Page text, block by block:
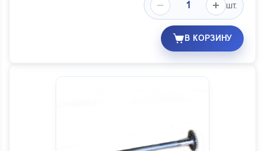
шт.
В КОРЗИНУ